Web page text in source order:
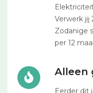
Verwerk jij
Zodanige
per 12
Alleen
Eerder dit